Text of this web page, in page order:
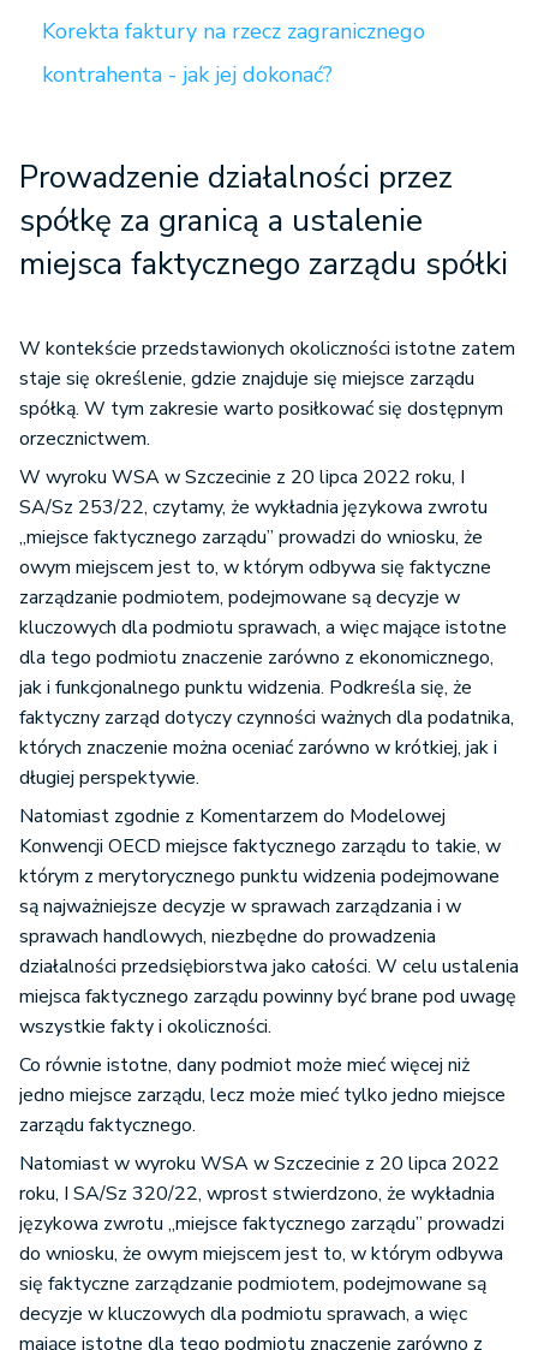
Korekta faktury na rzecz zagranicznego
kontrahenta - jak jej dokonać?
Prowadzenie działalności przez
spółkę za granicą a ustalenie
miejsca faktycznego zarządu spółki
W kontekście przedstawionych okoliczności istotne zatem
staje się określenie, gdzie znajduje się miejsce zarządu
spółką. W tym zakresie warto posiłkować się dostępnym
orzecznictwem.
W wyroku WSA w Szczecinie z 20 lipca 2022 roku, I
SA/Sz 253/22, czytamy, że wykładnia językowa zwrotu
„miejsce faktycznego zarządu” prowadzi do wniosku, że
owym miejscem jest to, w którym odbywa się faktyczne
zarządzanie podmiotem, podejmowane są decyzje w
kluczowych dla podmiotu sprawach, a więc mające istotne
dla tego podmiotu znaczenie zarówno z ekonomicznego,
jak i funkcjonalnego punktu widzenia. Podkreśla się, że
faktyczny zarząd dotyczy czynności ważnych dla podatnika,
których znaczenie można oceniać zarówno w krótkiej, jak i
długiej perspektywie.
Natomiast zgodnie z Komentarzem do Modelowej
Konwencji OECD miejsce faktycznego zarządu to takie, w
którym z merytorycznego punktu widzenia podejmowane
są najważniejsze decyzje w sprawach zarządzania i w
sprawach handlowych, niezbędne do prowadzenia
działalności przedsiębiorstwa jako całości. W celu ustalenia
miejsca faktycznego zarządu powinny być brane pod uwagę
wszystkie fakty i okoliczności.
Co równie istotne, dany podmiot może mieć więcej niż
jedno miejsce zarządu, lecz może mieć tylko jedno miejsce
zarządu faktycznego.
Natomiast w wyroku WSA w Szczecinie z 20 lipca 2022
roku, I SA/Sz 320/22, wprost stwierdzono, że wykładnia
językowa zwrotu „miejsce faktycznego zarządu” prowadzi
do wniosku, że owym miejscem jest to, w którym odbywa
się faktyczne zarządzanie podmiotem, podejmowane są
decyzje w kluczowych dla podmiotu sprawach, a więc
mające istotne dla tego podmiotu znaczenie zarówno z